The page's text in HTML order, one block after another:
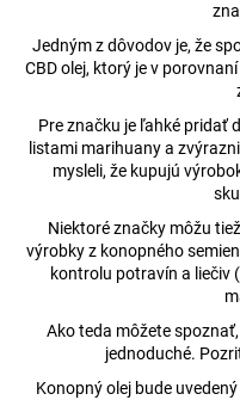
Jedným z dôvodov je, že
CBD olej, ktorý je v
Pre značku je ľahké pridať
listami marihuany a
mysleli, že kupujú
Niektoré značky môžu
výrobky z konopného
kontrolu potravín a liečiv
Ako teda môžete
jednoduché.
Konopný olej bude
€17,74
Pôvodne:
€17,83